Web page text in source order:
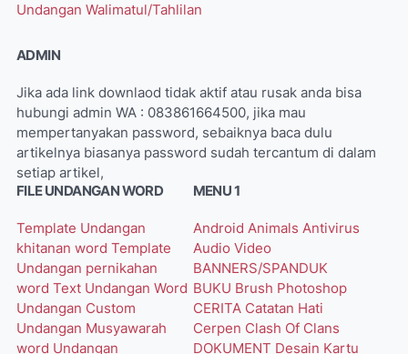
Undangan Walimatul/Tahlilan
ADMIN
Jika ada link downlaod tidak aktif atau rusak anda bisa
hubungi admin WA : 083861664500, jika mau
mempertanyakan password, sebaiknya baca dulu
artikelnya biasanya password sudah tercantum di dalam
setiap artikel,
FILE UNDANGAN WORD
Template Undangan
khitanan word Template
Undangan pernikahan
word Text Undangan Word
Undangan Custom
Undangan Musyawarah
word Undangan
MENU 1
Android Animals Antivirus
Audio Video
BANNERS/SPANDUK
BUKU Brush Photoshop
CERITA Catatan Hati
Cerpen Clash Of Clans
DOKUMENT Desain Kartu